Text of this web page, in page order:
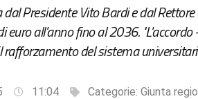
Presidente Vito Bardi e dal
euro all'anno fino al 2036.
del sistema
11:04 Categorie: Giunta